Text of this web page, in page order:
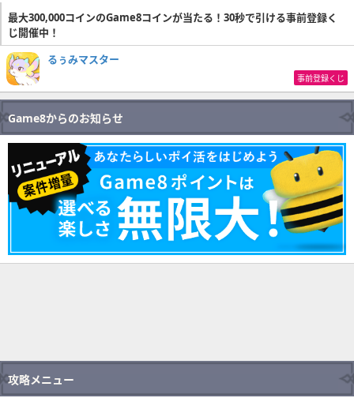
最大300,000コインのGame8コインが当たる！30秒で引ける事前登録く
じ開催中！
るぅみマスター
事前登録くじ
Game8からのお知らせ
攻略メニュー